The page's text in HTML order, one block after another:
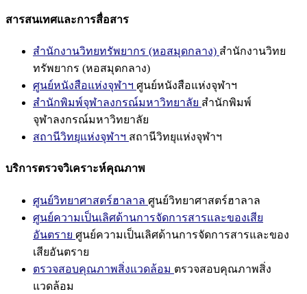
สารสนเทศและการสื่อสาร
สำนักงานวิทยทรัพยากร (หอสมุดกลาง) สำนักงานวิทย
ทรัพยากร (หอสมุดกลาง)
ศูนย์หนังสือแห่งจุฬาฯ ศูนย์หนังสือแห่งจุฬาฯ
สำนักพิมพ์จุฬาลงกรณ์มหาวิทยาลัย สำนักพิมพ์
จุฬาลงกรณ์มหาวิทยาลัย
สถานีวิทยุแห่งจุฬาฯ สถานีวิทยุแห่งจุฬาฯ
บริการตรวจวิเคราะห์คุณภาพ
ศูนย์วิทยาศาสตร์ฮาลาล ศูนย์วิทยาศาสตร์ฮาลาล
ศูนย์ความเป็นเลิศด้านการจัดการสารและของเสีย
อันตราย ศูนย์ความเป็นเลิศด้านการจัดการสารและของ
เสียอันตราย
ตรวจสอบคุณภาพสิ่งแวดล้อม ตรวจสอบคุณภาพสิ่ง
แวดล้อม